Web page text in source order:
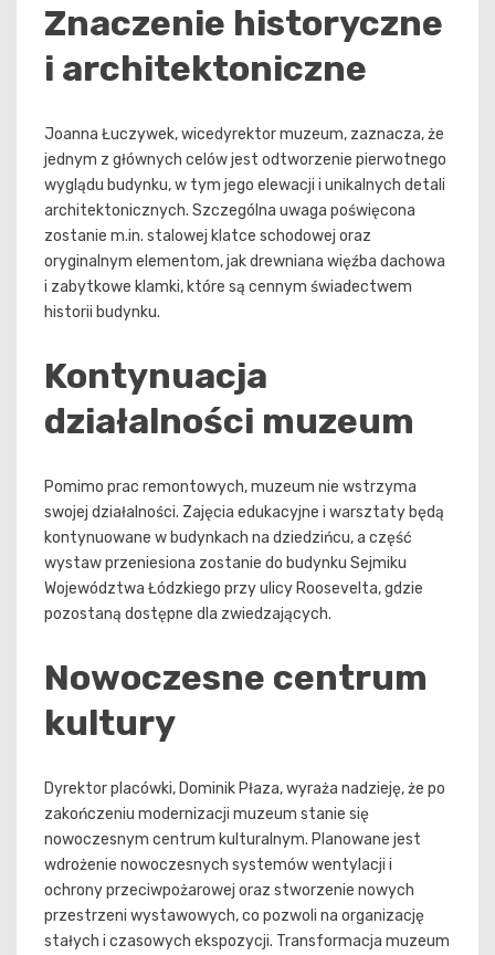
Znaczenie historyczne
i architektoniczne
Joanna Łuczywek, wicedyrektor muzeum, zaznacza, że
jednym z głównych celów jest odtworzenie pierwotnego
wyglądu budynku, w tym jego elewacji i unikalnych detali
architektonicznych. Szczególna uwaga poświęcona
zostanie m.in. stalowej klatce schodowej oraz
oryginalnym elementom, jak drewniana więźba dachowa
i zabytkowe klamki, które są cennym świadectwem
historii budynku.
Kontynuacja
działalności muzeum
Pomimo prac remontowych, muzeum nie wstrzyma
swojej działalności. Zajęcia edukacyjne i warsztaty będą
kontynuowane w budynkach na dziedzińcu, a część
wystaw przeniesiona zostanie do budynku Sejmiku
Województwa Łódzkiego przy ulicy Roosevelta, gdzie
pozostaną dostępne dla zwiedzających.
Nowoczesne centrum
kultury
Dyrektor placówki, Dominik Płaza, wyraża nadzieję, że po
zakończeniu modernizacji muzeum stanie się
nowoczesnym centrum kulturalnym. Planowane jest
wdrożenie nowoczesnych systemów wentylacji i
ochrony przeciwpożarowej oraz stworzenie nowych
przestrzeni wystawowych, co pozwoli na organizację
stałych i czasowych ekspozycji. Transformacja muzeum